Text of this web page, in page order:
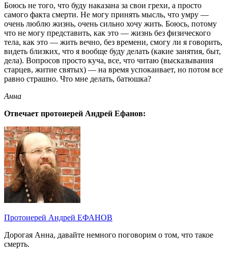
Боюсь не того, что буду наказана за свои грехи, а просто
самого факта смерти. Не могу принять мысль, что умру —
очень люблю жизнь, очень сильно хочу жить. Боюсь, потому
что не могу представить, как это — жизнь без физического
тела, как это — жить вечно, без времени, смогу ли я говорить,
видеть близких, что я вообще буду делать (какие занятия, быт,
дела). Вопросов просто куча, все, что читаю (высказывания
старцев, житие святых) — на время успокаивает, но потом все
равно страшно. Что мне делать, батюшка?
Анна
Отвечает протоиерей Андрей Ефанов:
Протоиерей Андрей ЕФАНОВ
Дорогая Анна, давайте немного поговорим о том, что такое
смерть.